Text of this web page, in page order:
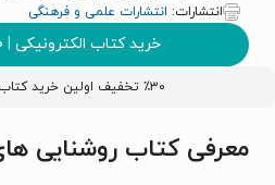
انتشارات: انتشارات علمی و فرهنگی
خرید کتاب الکترونیکی |
٪۳۰ تخفیف اولین خرید کتاب با کد
معرفی کتاب روشنایی